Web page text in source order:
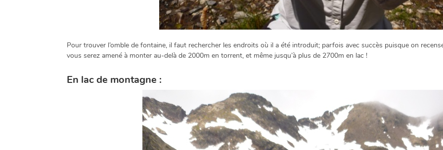
Pour trouver l’omble de fontaine, il faut rechercher les endroits où il a été introduit; parfois avec succès puisque on
vous serez amené à monter au-delà de 2000m en torrent, et même jusqu’à plus de 2700m en lac !
En lac de montagne :